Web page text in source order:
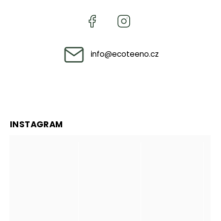
info@ecoteeno.cz
INSTAGRAM